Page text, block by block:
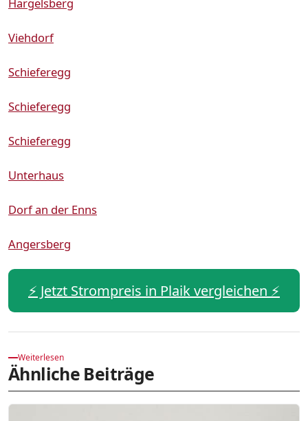
Viehdorf
Schieferegg
Schieferegg
Schieferegg
Unterhaus
Dorf an der Enns
Angersberg
⚡️ Jetzt Strompreis in Plaik vergleichen ⚡️
Weiterlesen
Ähnliche Beiträge